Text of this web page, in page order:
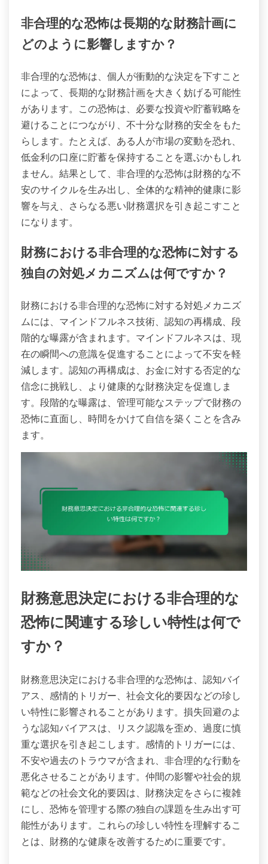
非合理的な恐怖は長期的な財務計画に
どのように影響しますか？
非合理的な恐怖は、個人が衝動的な決定を下すこと
によって、長期的な財務計画を大きく妨げる可能性
があります。この恐怖は、必要な投資や貯蓄戦略を
避けることにつながり、不十分な財務的安全をもた
らします。たとえば、ある人が市場の変動を恐れ、
低金利の口座に貯蓄を保持することを選ぶかもしれ
ません。結果として、非合理的な恐怖は財務的な不
安のサイクルを生み出し、全体的な精神的健康に影
響を与え、さらなる悪い財務選択を引き起こすこと
になります。
財務における非合理的な恐怖に対する
独自の対処メカニズムは何ですか？
財務における非合理的な恐怖に対する対処メカニズ
ムには、マインドフルネス技術、認知の再構成、段
階的な曝露が含まれます。マインドフルネスは、現
在の瞬間への意識を促進することによって不安を軽
減します。認知の再構成は、お金に対する否定的な
信念に挑戦し、より健康的な財務決定を促進しま
す。段階的な曝露は、管理可能なステップで財務の
恐怖に直面し、時間をかけて自信を築くことを含み
ます。
財務意思決定における非合理的な
恐怖に関連する珍しい特性は何で
すか？
財務意思決定における非合理的な恐怖は、認知バイ
アス、感情的トリガー、社会文化的要因などの珍し
い特性に影響されることがあります。損失回避のよ
うな認知バイアスは、リスク認識を歪め、過度に慎
重な選択を引き起こします。感情的トリガーには、
不安や過去のトラウマが含まれ、非合理的な行動を
悪化させることがあります。仲間の影響や社会的規
範などの社会文化的要因は、財務決定をさらに複雑
にし、恐怖を管理する際の独自の課題を生み出す可
能性があります。これらの珍しい特性を理解するこ
とは、財務的な健康を改善するために重要です。